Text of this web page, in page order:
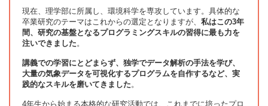
現在、理学部に所属し、環境科学を専攻しています。具体的な
卒業研究のテーマはこれからの選定となりますが、 私はこの3年
間、研究の基盤となるプログラミングスキルの習得に最も力を
注いできました 。
講義での学習にとどまらず、独学でデータ解析の手法を学び、
大量の気象データを可視化するプログラムを自作するなど、実
践的なスキルを磨いてきました 。
4年生から始まる本格的な研究活動では、これまでに培ったプロ